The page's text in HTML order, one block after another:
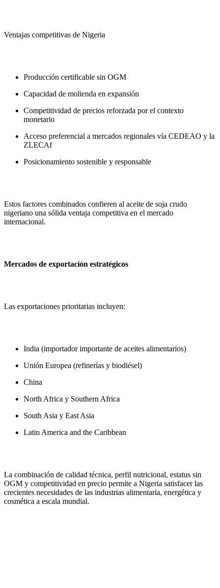
Ventajas competitivas de Nigeria
Producción certificable sin OGM
Capacidad de molienda en expansión
Competitividad de precios reforzada por el contexto
monetario
Acceso preferencial a mercados regionales vía CEDEAO y la
ZLECAf
Posicionamiento sostenible y responsable
Estos factores combinados confieren al aceite de soja crudo
nigeriano una sólida ventaja competitiva en el mercado
internacional.
Mercados de exportación estratégicos
Las exportaciones prioritarias incluyen:
India (importador importante de aceites alimentarios)
Unión Europea (refinerías y biodiésel)
China
North Africa y Southern Africa
South Asia y East Asia
Latin America and the Caribbean
La combinación de calidad técnica, perfil nutricional, estatus sin
OGM y competitividad en precio permite a Nigeria satisfacer las
crecientes necesidades de las industrias alimentaria, energética y
cosmética a escala mundial.